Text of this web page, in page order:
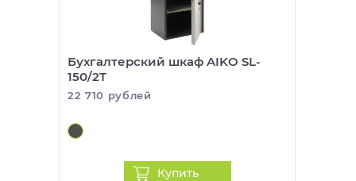
Бухгалтерский шкаф AIKO SL-
150/2T
22 710 рублей
Купить